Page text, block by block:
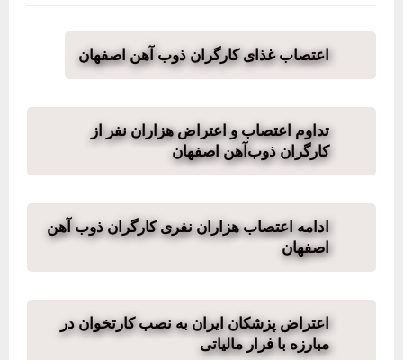
اعتصاب غذای کارگران ذوب آهن اصفهان
تداوم اعتصاب و اعتراض هزاران نفر از
کارگران ذوب‌آهن اصفهان
ادامه اعتصاب هزاران نفری کارگران ذوب آهن
اصفهان
اعتراض پزشکان ایران به نصب کارتخوان در
مبارزه با فرار مالیاتی